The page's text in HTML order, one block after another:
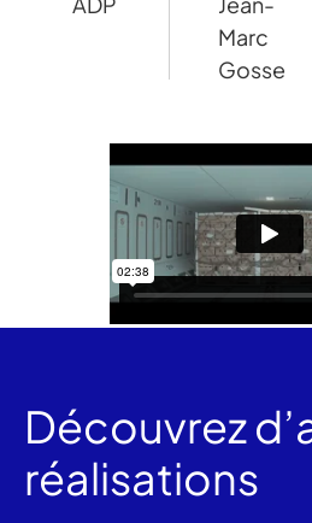
Marc
Gosse
Découvrez
réalisations